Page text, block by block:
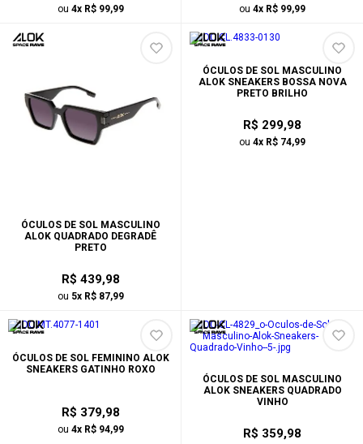
ou 4x R$ 99,99 ou 4x R$ 99,99
ÓCULOS DE SOL MASCULINO
ALOK QUADRADO DEGRADÊ
PRETO
R$ 439,98
ou 5x R$ 87,99
ÓCULOS DE SOL MASCULINO
ALOK SNEAKERS BOSSA NOVA
PRETO BRILHO
R$ 299,98
ou 4x R$ 74,99
ÓCULOS DE SOL FEMININO ALOK
SNEAKERS GATINHO ROXO
R$ 379,98
ou 4x R$ 94,99
ÓCULOS DE SOL MASCULINO
ALOK SNEAKERS QUADRADO
VINHO
R$ 359,98